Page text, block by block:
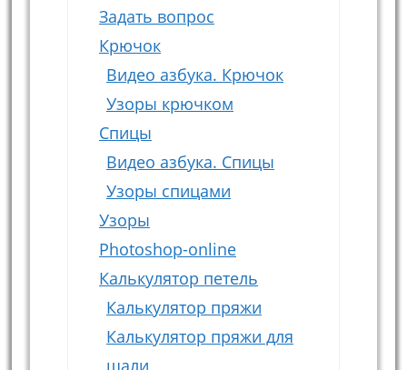
Задать вопрос
Крючок
Видео азбука. Крючок
Узоры крючком
Спицы
Видео азбука. Спицы
Узоры спицами
Узоры
Photoshop-online
Калькулятор петель
Калькулятор пряжи
Калькулятор пряжи для
шали